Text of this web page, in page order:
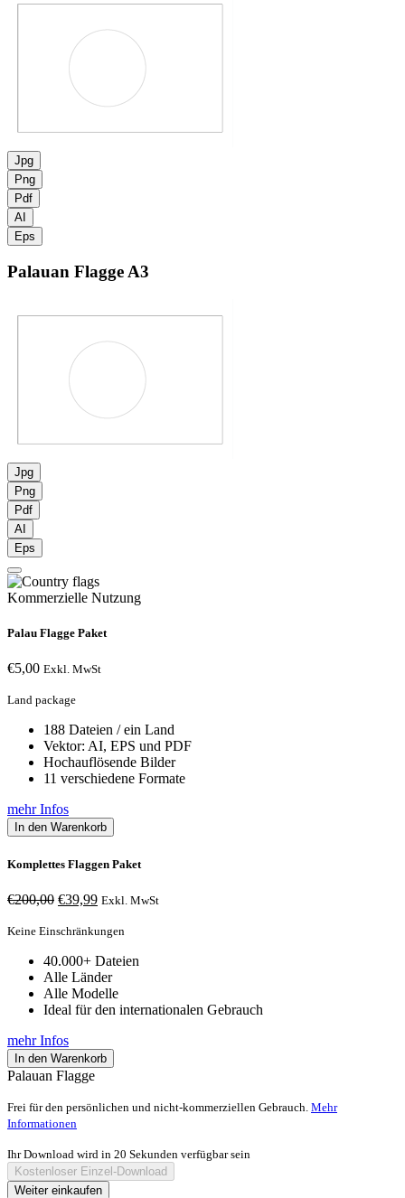
Jpg
Png
Pdf
AI
Eps
Palauan FlaggeA3
Jpg
Png
Pdf
AI
Eps
Kommerzielle Nutzung
Palau Flagge Paket
€5,00 Exkl. MwSt
Land package
188 Dateien / ein Land
Vektor: AI, EPS und PDF
Hochauflösende Bilder
11 verschiedene Formate
mehr Infos
In den Warenkorb
Komplettes Flaggen Paket
€200,00 Ursprünglicher
war:
€39,99Aktueller
ist:
Exkl. MwSt
Keine Einschränkungen
40.000+ Dateien
Alle Länder
Alle Modelle
Ideal für den internationalen Gebrauch
mehr Infos
In den Warenkorb
Palauan Flagge
Frei für den persönlichen und nicht-kommerziellen Gebrauch. Mehr
Informationen
Ihr Download wird in 20 Sekunden verfügbar sein
Kostenloser Einzel-Download
Weiter einkaufen